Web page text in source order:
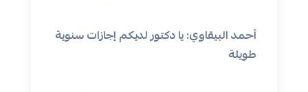
أحمد البيقاوي: يا دكتور لديكم إجازات سنوية
طويلة